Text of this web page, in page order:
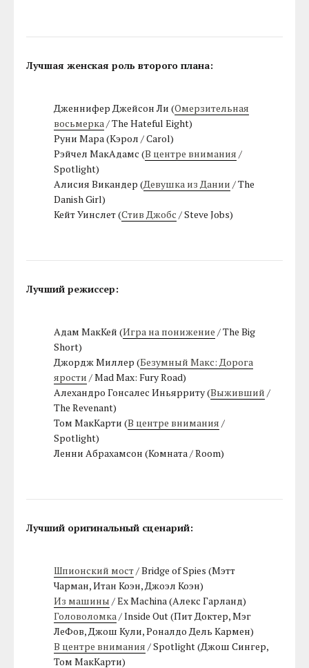
Лучшая женская роль второго плана:
Дженнифер Джейсон Ли (Омерзительная
восьмерка/ The Hateful Eight)
Руни Мара (Кэрол / Carol)
Рэйчел МакАдамс (В центре внимания /
Spotlight)
Алисия Викандер (Девушка из Дании / The
Danish Girl)
Кейт Уинслет (Стив Джобс / Steve Jobs)
Лучший режиссер:
Адам МакКей (Игра на понижение / The Big
Short)
Джордж Миллер (Безумный Макс: Дорога
ярости / Mad Max: Fury Road)
Алехандро Гонсалес Иньярриту (Выживший /
The Revenant)
Том МакКарти (В центре внимания /
Spotlight)
Ленни Абрахамсон (Комната / Room)
Лучший оригинальный сценарий:
Шпионский мост/ Bridge of Spies (Мэтт
Чарман, Итан Коэн, Джоэл Коэн)
Из машины / Ex Machina (Алекс Гарланд)
Головоломка/ Inside Out (Пит Доктер, Мэг
ЛеФов, Джош Кули, Роналдо Дель Кармен)
В центре внимания / Spotlight (Джош Сингер,
Том МакКарти)